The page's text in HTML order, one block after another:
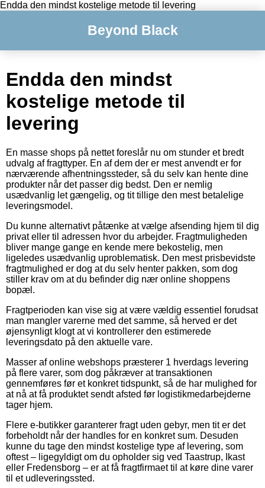
Endda den mindst kostelige metode til levering
Beyond Black
Endda den mindst
kostelige metode til
levering
En masse shops på nettet foreslår nu om stunder et bredt
udvalg af fragttyper. En af dem der er mest anvendt er for
nærværende afhentningssteder, så du selv kan hente dine
produkter når det passer dig bedst. Den er nemlig
usædvanlig let gængelig, og tit tillige den mest betalelige
leveringsmodel.
Du kunne alternativt påtænke at vælge afsending hjem til dig
privat eller til adressen hvor du arbejder. Fragtmuligheden
bliver mange gange en kende mere bekostelig, men
ligeledes usædvanlig uproblematisk. Den mest prisbevidste
fragtmulighed er dog at du selv henter pakken, som dog
stiller krav om at du befinder dig nær online shoppens
bopæl.
Fragtperioden kan vise sig at være vældig essentiel forudsat
man mangler varerne med det samme, så herved er det
øjensynligt klogt at vi kontrollerer den estimerede
leveringsdato på den aktuelle vare.
Masser af online webshops præsterer 1 hverdags levering
på flere varer, som dog påkræver at transaktionen
gennemføres før et konkret tidspunkt, så de har mulighed for
at nå at få produktet sendt afsted før logistikmedarbejderne
tager hjem.
Flere e-butikker garanterer fragt uden gebyr, men tit er det
forbeholdt når der handles for en konkret sum. Desuden
kunne du tage den mindst kostelige type af levering, som
oftest – ligegyldigt om du opholder sig ved Taastrup, Ikast
eller Fredensborg – er at få fragtfirmaet til at køre dine varer
til et udleveringssted.